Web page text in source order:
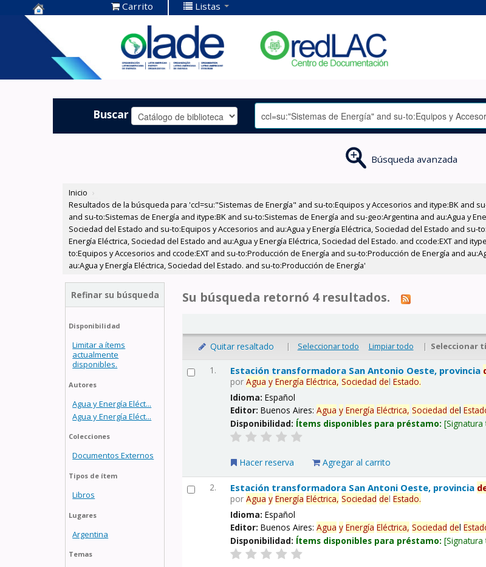
Centro de
Documentación
OLADE -
Carrito Listas
Buscar
Búsqueda avanzada
Inicio ›
Resultados de la búsqueda para 'ccl=su:"Sistemas de Energía" and su-to:Equipos y Accesorios and itype:BK and
and su-to:Sistemas de Energía and itype:BK and su-to:Sistemas de Energía and su-geo:Argentina and au:Agua y
Sociedad del Estado and su-to:Equipos y Accesorios and au:Agua y Energía Eléctrica, Sociedad del Estado and
Energía Eléctrica, Sociedad del Estado and au:Agua y Energía Eléctrica, Sociedad del Estado. and ccode:EXT and
to:Equipos y Accesorios and ccode:EXT and su-to:Producción de Energía and su-to:Producción de Energía and
au:Agua y Energía Eléctrica, Sociedad del Estado. and su-to:Producción de Energía'
Refinar su búsqueda
Disponibilidad
Limitar a ítems
actualmente
disponibles.
Autores
Agua y Energía Eléct...
Agua y Energía Eléct...
Colecciones
Documentos Externos
Tipos de ítem
Libros
Lugares
Argentina
Temas
Su búsqueda retornó 4 resultados.
Quitar resaltado | Seleccionar todo Limpiar todo | Seleccionar
1. Estación transformadora San Antonio Oeste, provincia
porAgua y Energía Eléctrica, Sociedad delEstado.
Idioma:Español
Editor:Buenos Aires:Agua y Energía Eléctrica, Sociedad del
Disponibilidad: Ítems disponibles para préstamo:
Hacer reserva Agregar al carrito
2. Estación transformadora San Antoni Oeste, provincia
porAgua y Energía Eléctrica, Sociedad delEstado.
Idioma:Español
Editor:Buenos Aires:Agua y Energía Eléctrica, Sociedad del
Disponibilidad: Ítems disponibles para préstamo: